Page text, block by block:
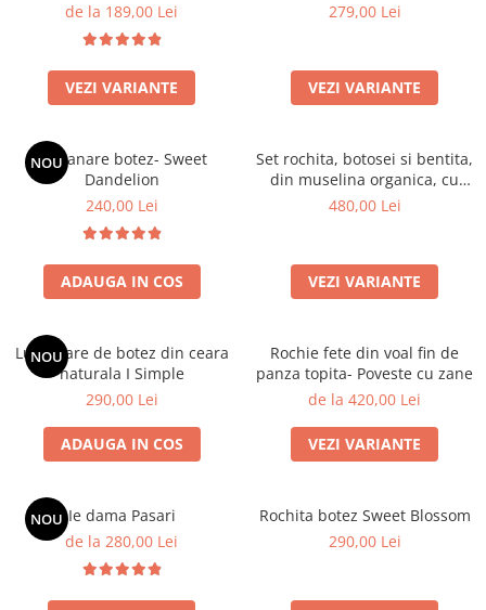
de la 189,00 Lei
VEZI VARIANTE
279,00 Lei
VEZI VARIANTE
NOU
Lumanare botez- Sweet
Dandelion
240,00 Lei
ADAUGA IN COS
Set rochita, botosei si bentita,
din muselina organica, cu
detalii brodate - Lavanda
480,00 Lei
VEZI VARIANTE
NOU
Lumanare de botez din ceara
naturala I Simple
290,00 Lei
ADAUGA IN COS
Rochie fete din voal fin de
panza topita- Poveste cu zane
de la 420,00 Lei
VEZI VARIANTE
NOU Ie dama Pasari
de la 280,00 Lei
Rochita botez Sweet Blossom
290,00 Lei